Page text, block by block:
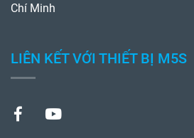
Chí Minh
LIÊN KẾT VỚI THIẾT BỊ M5S